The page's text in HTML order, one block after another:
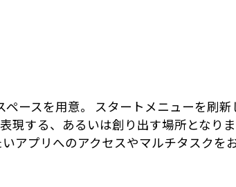
ースを用意。 スタートメニューを刷
現する、あるいは創り出す場所となり
アプリへのアクセスやマルチタスクを